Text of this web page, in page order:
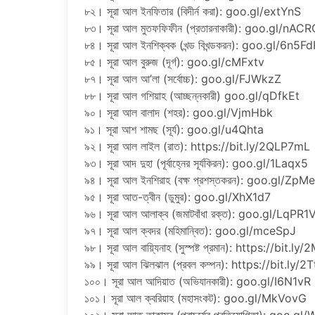
৮২। সূরা আল ইনফিতার (বিদীর্ন করা): goo.gl/extYnS
৮৩। সূরা আল মুতফফিফীন (প্রতারনাকারী): goo.gl/
৮৪। সূরা আল ইনশিক্বক (খন্ড বিখন্ডকরন): goo.gl/
৮৫। সূরা আল বুরুজ (দূর্গ): goo.gl/cMFxtv
৮৭। সূরা আল আ’লা (সর্বোচ্চ): goo.gl/FJWkzZ
৮৮। সূরা আল গশিয়াহ (আচ্ছন্নকারী) goo.gl/qDfkEt
৯০। সূরা আল বালাদ (শহর): goo.gl/VjmHbk
৯১। সূরা আশ শামছ (সূর্য): goo.gl/u4Qhta
৯২। সূরা আল লাইল (রাত): https://bit.ly/2QLP7mL
৯৩। সূরা আদ দুহা (পূর্বাহ্নের সূর্যকিরন): goo.gl/1Laqx5
৯৪। সূরা আল ইনশিরাহ (বক্ষ প্রশস্তকরন): goo.gl/
৯৫। সূরা আত-ত্বীন (ডুমুর): goo.gl/XhX1d7
৯৬। সূরা আল আলাক্ব (জমাটবাঁধা রক্ত): goo.gl/
৯৭। সূরা আল ক্বদর (মহিমান্বিত): goo.gl/mceSpJ
৯৮। সূরা আল বায়্যিনাহ (সুস্পষ্ট প্রমান): https://bit.ly/
৯৯। সূরা আল ঝিলঝাল (প্রবল কম্পন): https://bit.ly/
১০০। সূরা আল আদিয়াত (অভিযানকারী): goo.gl/I6N1vR
১০১। সূরা আল ক্বরিয়াহ (মহাসংকট): goo.gl/MkVovG